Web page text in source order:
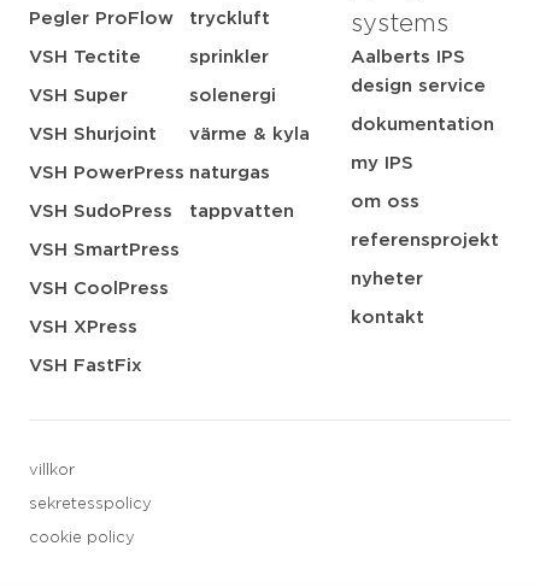
Pegler ProFlow
VSH Tectite
VSH Super
VSH Shurjoint
VSH PowerPress
VSH SudoPress
VSH SmartPress
VSH CoolPress
VSH XPress
VSH FastFix
tryckluft
sprinkler
solenergi
värme & kyla
naturgas
tappvatten
systems
Aalberts IPS
design service
dokumentation
my IPS
om oss
referensprojekt
nyheter
kontakt
villkor
sekretesspolicy
cookie policy